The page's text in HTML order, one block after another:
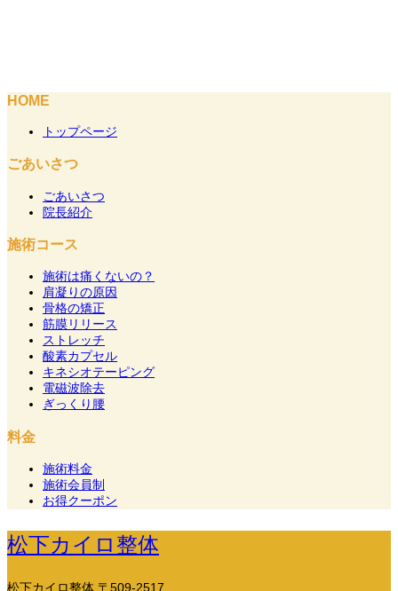
HOME
トップページ
ごあいさつ
ごあいさつ
院長紹介
施術コース
施術は痛くないの？
肩凝りの原因
骨格の矯正
筋膜リリース
ストレッチ
酸素カプセル
キネシオテーピング
電磁波除去
ぎっくり腰
料金
施術料金
施術会員制
お得クーポン
松下カイロ整体
松下カイロ整体 〒509-2517